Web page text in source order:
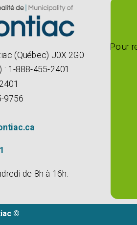
(Québec) J0X 2G0
: 1-888-455-2401
9756
de 8h à 16h.
Pour
©